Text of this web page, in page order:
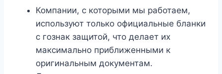
Компании, с которыми мы работаем,
используют только официальные бланки
с гознак защитой, что делает их
максимально приближенными к
оригинальным документам.